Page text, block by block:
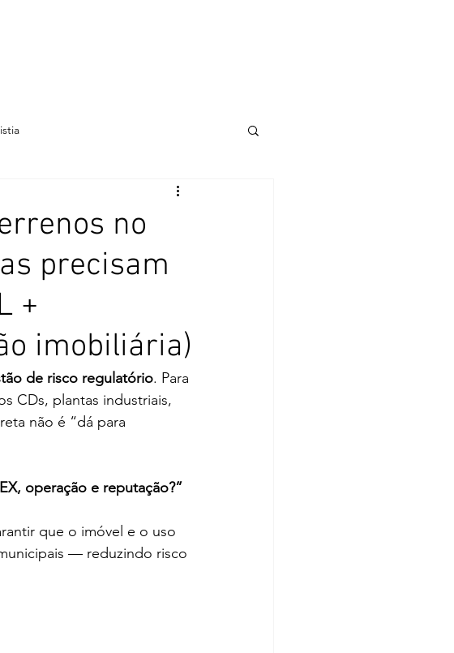
no
precisam
+
imobiliária)
de risco regulatório. Para
CDs, plantas industriais,
não é “dá para
operação e reputação?”
que o imóvel e o uso
— reduzindo risco